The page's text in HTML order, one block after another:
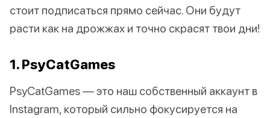
стоит подписаться прямо сейчас. Они будут
расти как на дрожжах и точно скрасят твои дни!
1. PsyCatGames
PsyCatGames — это наш собственный аккаунт в
Instagram, который сильно фокусируется на